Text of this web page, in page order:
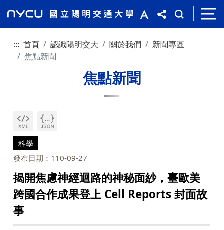
::: 首頁 認識陽明交大 關於我們
新聞專區
焦點新聞
焦點新聞
科學
發布日期：110-09-27
揭開焦慮神經迴路的神秘面紗，臺歐美
跨國合作成果登上 Cell Reports 封面故
事